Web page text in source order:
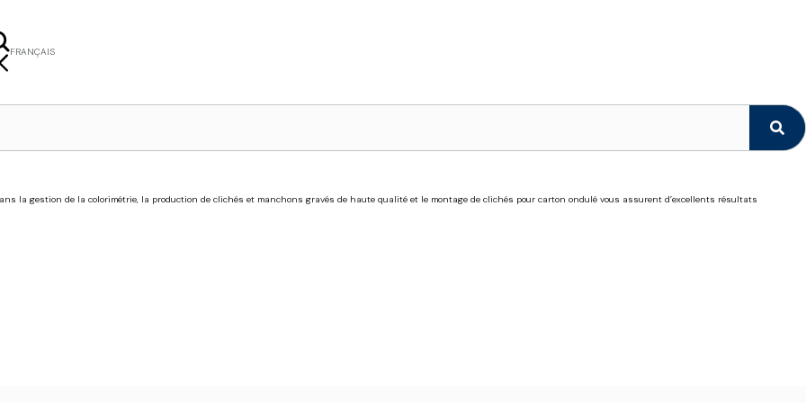
FRANÇAIS
la gestion de la colorimétrie, la production de clichés et manchons gravés de haute qualité et le montage de clichés pour carton ondulé vous assurent d’excellents résultats